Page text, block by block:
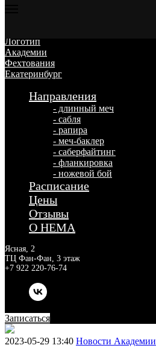
Направления
- длинный меч
- сабля
- рапира
- меч-баклер
- саберфайтинг
- фланкировка
- ножевой бой
Расписание
Цены
Отзывы
О HEMA
Ясная, 2
ТЦ Фан-Фан, 3 этаж
+7 922 220-76-74
Записаться
2023-05-29 13:40 Новости Академии